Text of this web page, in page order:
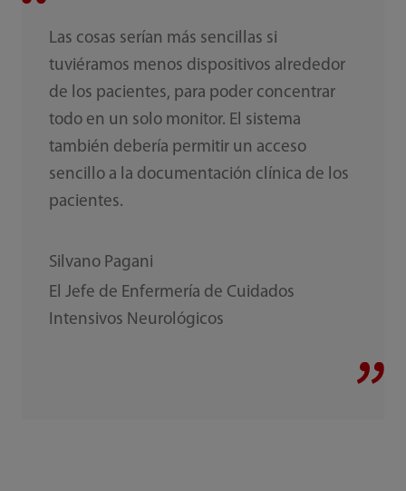
Las cosas serían más sencillas si
tuviéramos menos dispositivos alrededor
de los pacientes, para poder concentrar
todo en un solo monitor. El sistema
también debería permitir un acceso
sencillo a la documentación clínica de los
pacientes.
Silvano Pagani
El Jefe de Enfermería de Cuidados
Intensivos Neurológicos